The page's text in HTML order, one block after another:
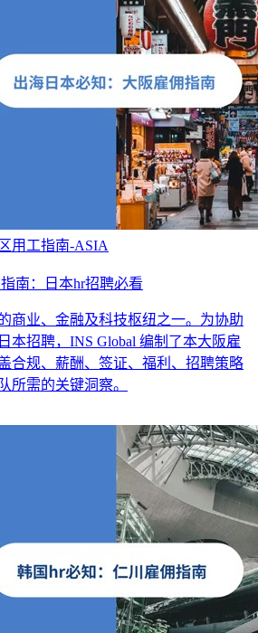
用工指南-ASIA
南：日本hr招聘必看
商业、金融及科技枢纽之一。为协助
本招聘，INS Global 编制了本大阪雇
合规、薪酬、签证、福利、招聘策略
所需的关键洞察。